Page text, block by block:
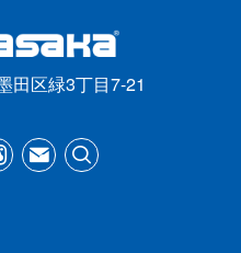
田区緑3丁目7-21